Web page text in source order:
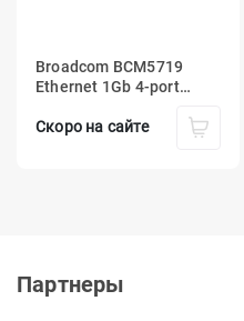
Broadcom BCM5719
Ethernet 1Gb 4‑port
HPE
Скоро на сайте
Партнеры